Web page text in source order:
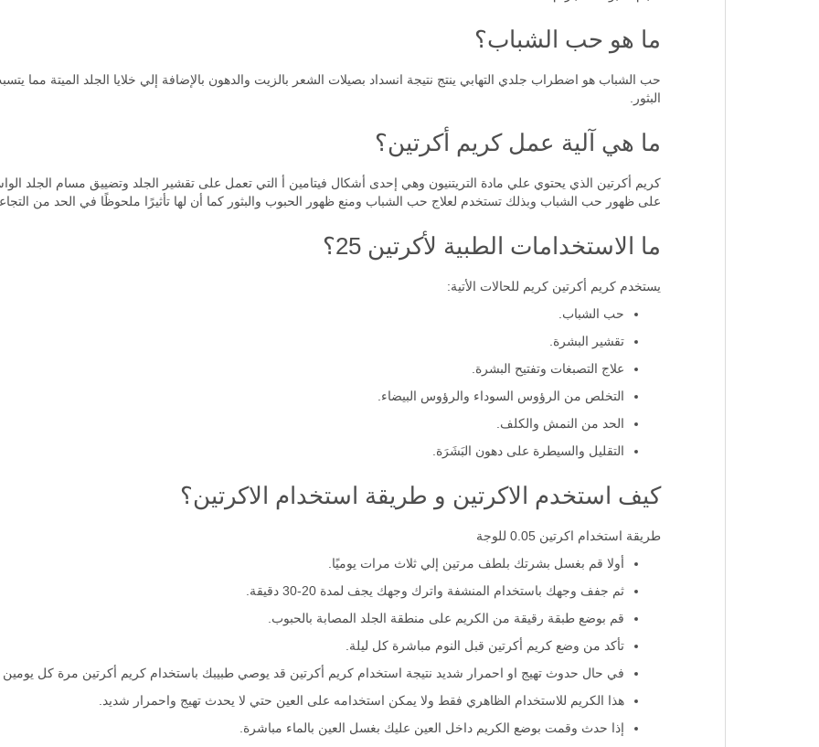
ما هو حب الشباب؟
حب الشباب هو اضطراب جلدي التهابي ينتج نتيجة انسداد بصيلات الشعر بالزيت والدهون بالإضافة إلي خلايا الجلد الميتة مما
البثور.
ما هي آلية عمل كريم أكرتين؟
كريم أكرتين الذي يحتوي علي مادة التريتنيون وهي إحدى أشكال فيتامين أ التي تعمل على تقشير الجلد وتضييق مسام الجلد
على ظهور حب الشباب وبذلك تستخدم لعلاج حب الشباب ومنع ظهور الحبوب والبثور كما أن لها تأثيرًا ملحوظًا في الحد من
ما الاستخدامات الطبية لأكرتين 25؟
يستخدم كريم أكرتين كريم للحالات الأتية:
حب الشباب.
تقشير البشرة.
علاج التصبغات وتفتيح البشرة.
التخلص من الرؤوس السوداء والرؤوس البيضاء.
الحد من النمش والكلف.
التقليل والسيطرة على دهون البَشَرَة.
كيف استخدم الاكرتين و طريقة استخدام الاكرتين؟
طريقة استخدام اكرتين 0.05 للوجة
أولا قم بغسل بشرتك بلطف مرتين إلي ثلاث مرات يوميًا.
ثم جفف وجهك باستخدام المنشفة واترك وجهك يجف لمدة 20-30 دقيقة.
قم بوضع طبقة رقيقة من الكريم على منطقة الجلد المصابة بالحبوب.
تأكد من وضع كريم أكرتين قبل النوم مباشرة كل ليلة.
في حال حدوث تهيج او احمرار شديد نتيجة استخدام كريم أكرتين قد يوصي طبيبك باستخدام كريم أكرتين مرة كل يومين
هذا الكريم للاستخدام الظاهري فقط ولا يمكن استخدامه على العين حتي لا يحدث تهيج واحمرار شديد.
إذا حدث وقمت بوضع الكريم داخل العين عليك بغسل العين بالماء مباشرة.